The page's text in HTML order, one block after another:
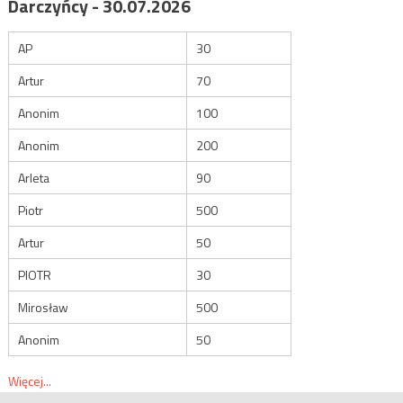
Darczyńcy - 30.07.2026
AP
30
Artur
70
Anonim
100
Anonim
200
Arleta
90
Piotr
500
Artur
50
PIOTR
30
Mirosław
500
Anonim
50
Więcej...